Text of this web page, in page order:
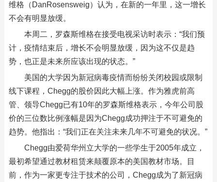
维格（DanRosensweig）认为，在新的一年里，这一增长
不会有明显放缓。
本周二，罗森斯维格在接受电视采访时表示：“我们预
计，疫情结束后，增长不会明显放缓，因为这不仅是趋
势，也正是未来所应该出现的状态。”
美国的大学因为新冠病毒疫情而纷纷关闭校园或限制
线下课程，Chegg的股价因此大幅上涨。作为雅虎前高
管、领导Chegg已有10年的罗森斯维格表示，今年公司股
价的三位数比例涨幅是因为Chegg成功押注于不可避免的
趋势。他指出：“我们正在关注未来几年不可避免的状况。”
Chegg由爱荷华州立大学的一些学生于2005年成立，
最初希望通过教材租赁来颠覆原本的美国教材市场。目
前，作为一家更专注于技术的公司，Chegg成为了新冠病